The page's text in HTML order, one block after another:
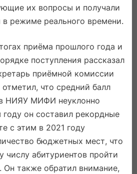
их вопросы и получали
режиме реального времени.
приёма прошлого года и
поступления рассказал
приёмной комиссии
отметил, что средний балл
НИЯУ МИФИ неуклонно
он составил рекордные
с этим в 2021 году
бюджетных мест, что
абитуриентов пройти
Он также обратил внимание,